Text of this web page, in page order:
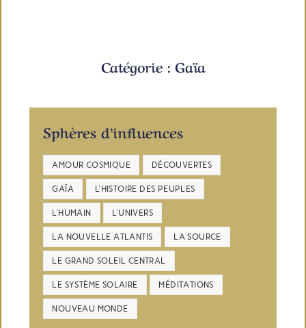
Catégorie : Gaïa
Sphères d’influences
AMOUR COSMIQUE DÉCOUVERTES
GAÏA L'HISTOIRE DES PEUPLES
L'HUMAIN L'UNIVERS
LA NOUVELLE ATLANTIS LA SOURCE
LE GRAND SOLEIL CENTRAL
LE SYSTÈME SOLAIRE MÉDITATIONS
NOUVEAU MONDE